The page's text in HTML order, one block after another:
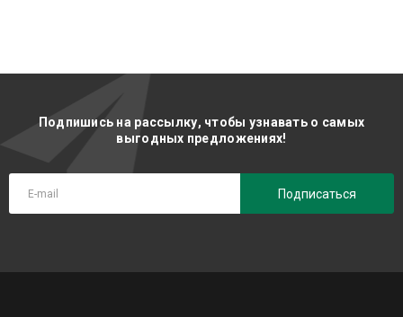
Подпишись на рассылку, чтобы узнавать о самых
выгодных предложениях!
Подписаться